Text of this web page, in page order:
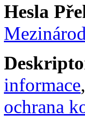
Hesla
informace,
ochrana